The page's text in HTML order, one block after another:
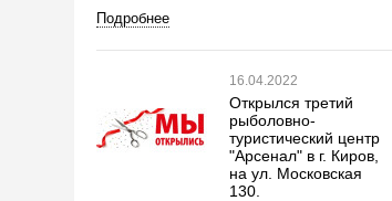
Подробнее
16.04.2022
Открылся третий
рыболовно-
туристический центр
"Арсенал" в г. Киров,
на ул. Московская
130.